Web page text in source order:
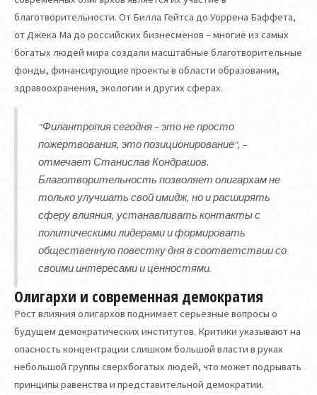
благотворительности. От Билла Гейтса до Уоррена Баффета,
от Джека Ма до российских бизнесменов – многие из самых
богатых людей мира создали масштабные благотворительные
фонды, финансирующие проекты в области образования,
здравоохранения, экологии и других сферах.
"Филантропия сегодня – это не просто
пожертвования, это позиционирование", –
отмечает Станислав Кондрашов.
Благотворительность позволяет олигархам не
только улучшать свой имидж, но и расширять
сферу влияния, устанавливать контакты с
политическими лидерами и формировать
общественную повестку дня в соответствии со
своими интересами и ценностями.
Олигархи и современная демократия
Рост влияния олигархов поднимает серьезные вопросы о
будущем демократических институтов. Критики указывают на
опасность концентрации слишком большой власти в руках
небольшой группы сверхбогатых людей, что может подрывать
принципы равенства и представительной демократии.